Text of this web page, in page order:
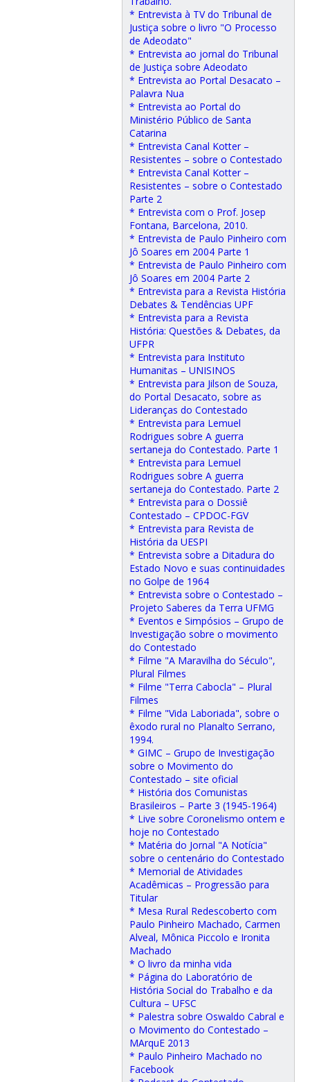
* Entrevista à TV do Tribunal de
Justiça sobre o livro "O Processo
de Adeodato"
* Entrevista ao jornal do Tribunal
de Justiça sobre Adeodato
* Entrevista ao Portal Desacato –
Palavra Nua
* Entrevista ao Portal do
Ministério Público de Santa
Catarina
* Entrevista Canal Kotter –
Resistentes – sobre o Contestado
* Entrevista Canal Kotter –
Resistentes – sobre o Contestado
Parte 2
* Entrevista com o Prof. Josep
Fontana, Barcelona, 2010.
* Entrevista de Paulo Pinheiro com
Jô Soares em 2004 Parte 1
* Entrevista de Paulo Pinheiro com
Jô Soares em 2004 Parte 2
* Entrevista para a Revista História
Debates & Tendências UPF
* Entrevista para a Revista
História: Questões & Debates, da
UFPR
* Entrevista para Instituto
Humanitas – UNISINOS
* Entrevista para Jilson de Souza,
do Portal Desacato, sobre as
Lideranças do Contestado
* Entrevista para Lemuel
Rodrigues sobre A guerra
sertaneja do Contestado. Parte 1
* Entrevista para Lemuel
Rodrigues sobre A guerra
sertaneja do Contestado. Parte 2
* Entrevista para o Dossiê
Contestado – CPDOC-FGV
* Entrevista para Revista de
História da UESPI
* Entrevista sobre a Ditadura do
Estado Novo e suas continuidades
no Golpe de 1964
* Entrevista sobre o Contestado –
Projeto Saberes da Terra UFMG
* Eventos e Simpósios – Grupo de
Investigação sobre o movimento
do Contestado
* Filme "A Maravilha do Século",
Plural Filmes
* Filme "Terra Cabocla" – Plural
Filmes
* Filme "Vida Laboriada", sobre o
êxodo rural no Planalto Serrano,
1994.
* GIMC – Grupo de Investigação
sobre o Movimento do
Contestado – site oficial
* História dos Comunistas
Brasileiros – Parte 3 (1945-1964)
* Live sobre Coronelismo ontem e
hoje no Contestado
* Matéria do Jornal "A Notícia"
sobre o centenário do Contestado
* Memorial de Atividades
Acadêmicas – Progressão para
Titular
* Mesa Rural Redescoberto com
Paulo Pinheiro Machado, Carmen
Alveal, Mônica Piccolo e Ironita
Machado
* O livro da minha vida
* Página do Laboratório de
História Social do Trabalho e da
Cultura – UFSC
* Palestra sobre Oswaldo Cabral e
o Movimento do Contestado –
MArquE 2013
* Paulo Pinheiro Machado no
Facebook